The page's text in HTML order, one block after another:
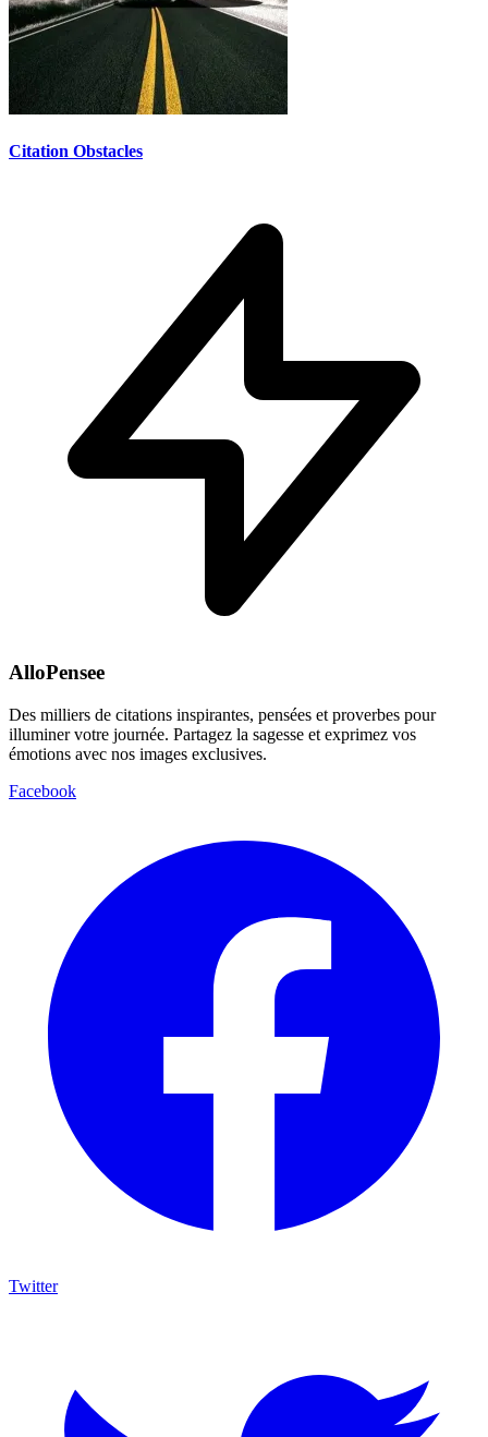
Citation Obstacles
AlloPensee
Des milliers de citations inspirantes, pensées et proverbes pour
illuminer votre journée. Partagez la sagesse et exprimez vos
émotions avec nos images exclusives.
Facebook
Twitter